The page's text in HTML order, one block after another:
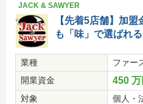
JACK & SAWYER
【先着5店舗】加
も「味」で選ばれ
業種
ファー
開業資金
450 万
対象 個人・